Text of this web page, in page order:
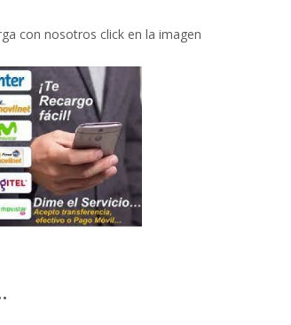
con nosotros click en la imagen